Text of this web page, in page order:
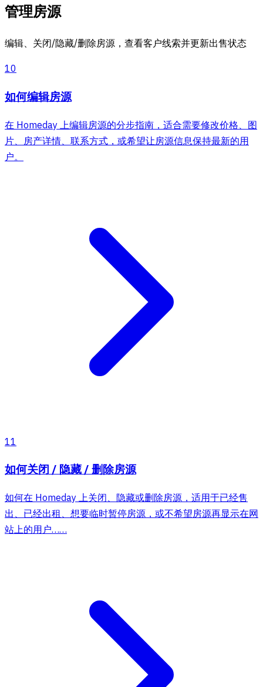
管理房源
编辑、关闭/隐藏/删除房源，查看客户线索并更新出售状态
10
如何编辑房源
在 Homeday 上编辑房源的分步指南，适合需要修改价格、图
片、房产详情、联系方式，或希望让房源信息保持最新的用
户。
11
如何关闭 / 隐藏 / 删除房源
如何在 Homeday 上关闭、隐藏或删除房源，适用于已经售
出、已经出租、想要临时暂停房源，或不希望房源再显示在网
站上的用户……